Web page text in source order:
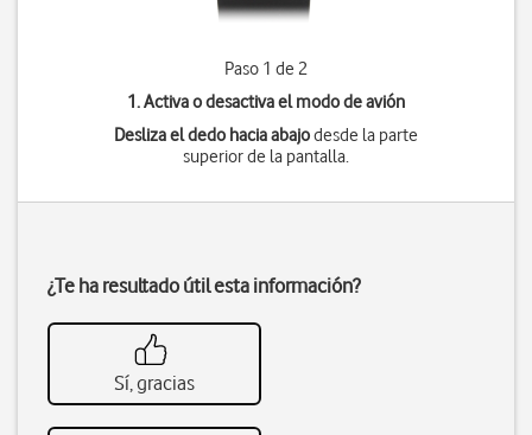
Paso 1 de 2
1. Activa o desactiva el modo de avión
Desliza el dedo hacia abajodesde la parte
superior de la pantalla.
¿Te ha resultado útil esta información?
Sí, gracias